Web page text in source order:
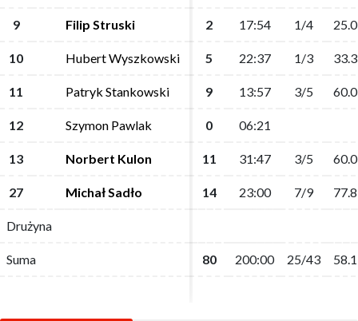
9 Filip Struski 2 17:54 1/4 25.0
10 Hubert Wyszkowski 5 22:37 1/3 33.3
11 Patryk Stankowski 9 13:57 3/5 60.0
12 Szymon Pawlak 0 06:21
13 Norbert Kulon 11 31:47 3/5 60.0
27 Michał Sadło 14 23:00 7/9 77.8
Drużyna
Suma 80 200:00 25/43 58.1
9 Filip Struski 2 17:54 1/4 25.0
10 Hubert Wyszkowski 5 22:37 1/3 33.3
11 Patryk Stankowski 9 13:57 3/5 60.0
12 Szymon Pawlak 0 06:21
13 Norbert Kulon 11 31:47 3/5 60.0
27 Michał Sadło 14 23:00 7/9 77.8
Drużyna
Suma 80 200:00 25/43 58.1